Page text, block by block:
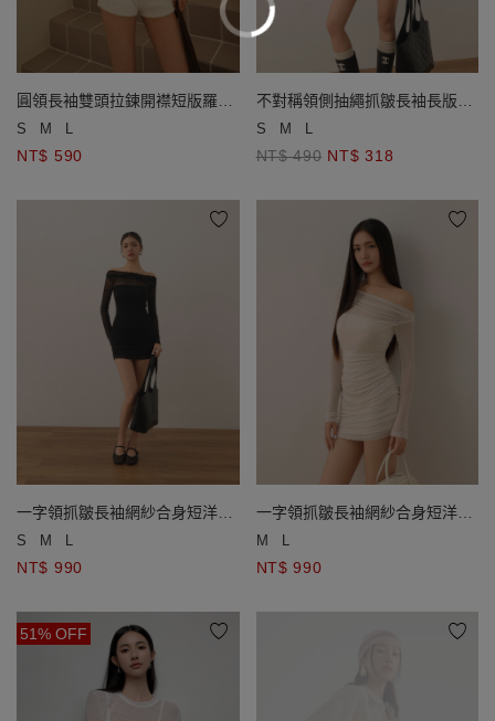
圓領長袖雙頭拉鍊開襟短版羅紋
針織衫
S M L
NT$ 590
不對稱領側抽繩抓皺長袖長版上
衣
S M L
NT$ 490 NT$ 318
一字領抓皺長袖網紗合身短洋裝
(附胸墊)
S M L
NT$ 990
一字領抓皺長袖網紗合身短洋裝
(附胸墊)
M L
NT$ 990
51% OFF